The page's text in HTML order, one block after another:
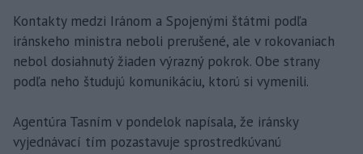
Kontakty medzi Iránom a Spojenými štátmi podľa
iránskeho ministra neboli prerušené, ale v rokovaniach
nebol dosiahnutý žiaden výrazný pokrok. Obe strany
podľa neho študujú komunikáciu, ktorú si vymenili.
Agentúra Tasním v pondelok napísala, že iránsky
vyjednávací tím pozastavuje sprostredkúvanú